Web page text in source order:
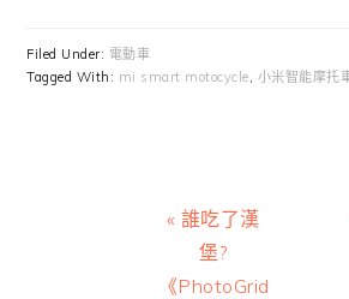
Filed Under: 電動車
Tagged With: mi smart motocycle, 小米智能摩托
Previous
Post:
« 誰吃了漢
堡?
《PhotoGrid